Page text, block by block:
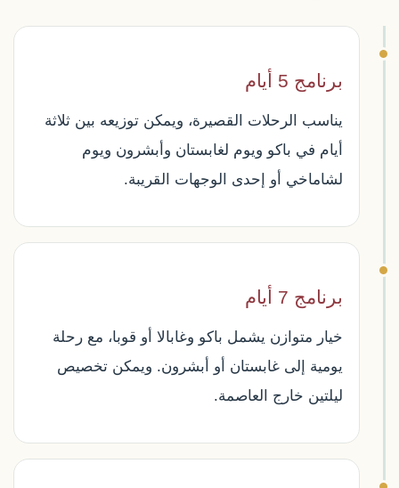
برنامج 5 أيام
يناسب الرحلات القصيرة، ويمكن توزيعه بين ثلاثة
أيام في باكو ويوم لغابستان وأبشرون ويوم
لشاماخي أو إحدى الوجهات القريبة.
برنامج 7 أيام
خيار متوازن يشمل باكو وغابالا أو قوبا، مع رحلة
يومية إلى غابستان أو أبشرون. ويمكن تخصيص
ليلتين خارج العاصمة.